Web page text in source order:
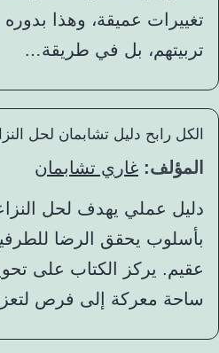
تغييرات عميقة، وهذا بدوره
تربيتهم، بل في طريقة…
الكل رابح دليل تشابمان لحل
المؤلف: غاري تشابمان
دليل عملي يهدف لحل
بأسلوب يحقق الرضا
عقيم. يركز الكتاب على
ساحة معركة إلى فرص